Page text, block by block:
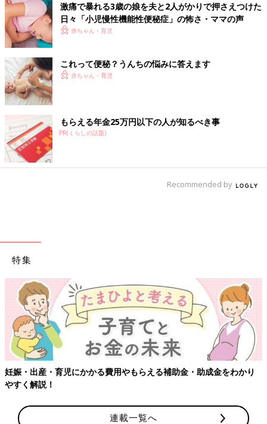
激痛で暴れる3歳の娘を夫と2人がかりで押さえつけた
日々「小児慢性機能性便秘症」の怖さ・ママの声
赤ちゃん・育児
これって便秘？うんちの悩みに答えます
赤ちゃん・育児
もらえる年金25万円以下の人が知るべき事
PR(くらしの話題)
Recommended by
特集
【ワクチン接種できるものも】妊婦の感染症対策、知っておいて！
連載一覧へ